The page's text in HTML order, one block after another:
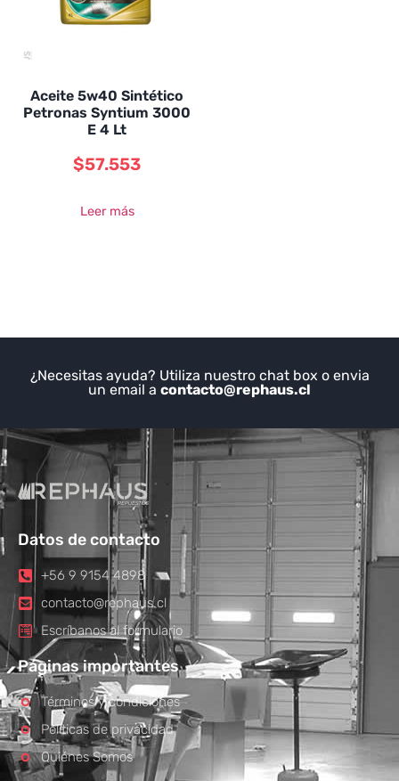
Aceite 5w40 Sintético
Petronas Syntium 3000
E 4 Lt
$57.553
Leer más
¿Necesitas ayuda? Utiliza nuestro chat box o envia
un email a contacto@rephaus.cl
Datos de contacto
+56 9 9154 4898
contacto@rephaus.cl
Escríbanos al formulario
Páginas importantes
Términos y condiciones
Políticas de privacidad
Quiénes Somos